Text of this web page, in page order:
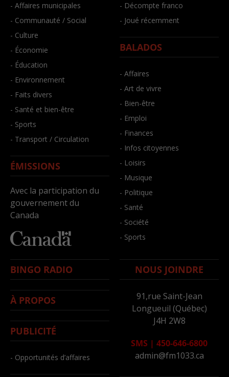
- Affaires municipales
- Communauté / Social
- Culture
- Économie
- Éducation
- Environnement
- Faits divers
- Santé et bien-être
- Sports
- Transport / Circulation
ÉMISSIONS
Avec la participation du
gouvernement du
Canada
- Décompte franco
- Joué récemment
BALADOS
- Affaires
- Art de vivre
- Bien-être
- Emploi
- Finances
- Infos citoyennes
- Loisirs
- Musique
- Politique
- Santé
- Société
- Sports
BINGO RADIO
À PROPOS
PUBLICITÉ
- Opportunités d’affaires
NOUS JOINDRE
91,rue Saint-Jean
Longueuil (Québec)
J4H 2W8
SMS | 450-646-6800
admin@fm1033.ca